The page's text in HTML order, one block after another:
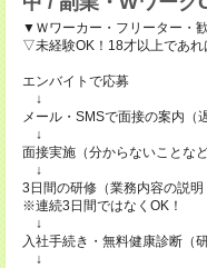
▼Ｗワーカー・フリーター・
▽未経験OK！18才以上であれ
エンバイトで応募
↓
メール・SMSで面接の案内（
↓
面接実施（分からないことな
↓
3日間の研修（業務内容の説明
※連続3日間ではなくOK！
↓
入社手続き・無料健康診断（
↓